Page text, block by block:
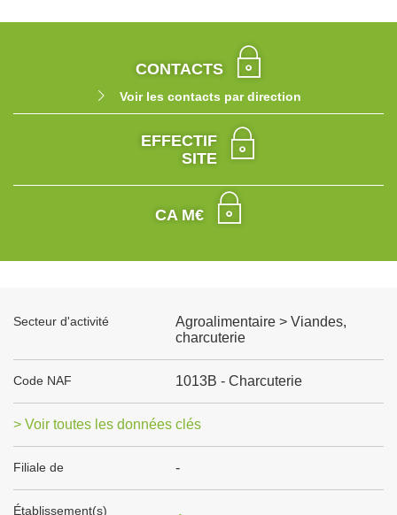
CONTACTS
Voir les contacts par direction
EFFECTIF
SITE
CA M€
Secteur d'activité
Agroalimentaire > Viandes,
charcuterie
Code NAF 1013B - Charcuterie
> Voir toutes les données clés
Filiale de -
Établissement(s)